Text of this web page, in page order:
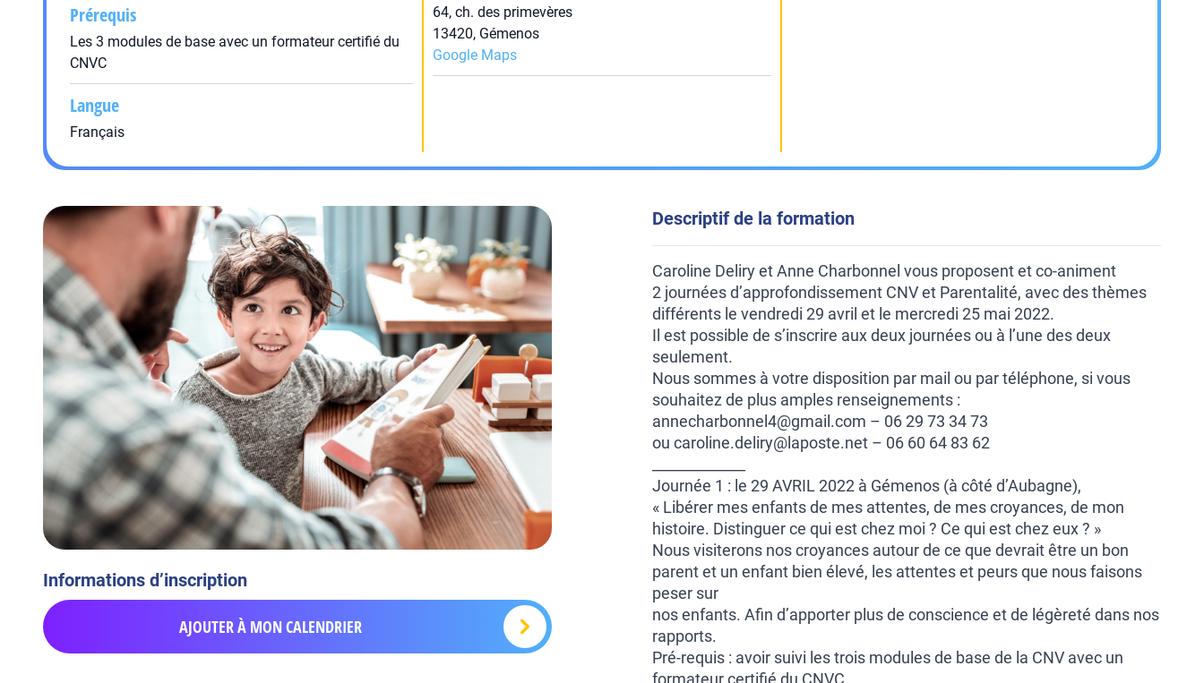
Prérequis
Les 3 modules de base avec un formateur certifié du
CNVC
Langue
Français
64, ch. des primevères
13420, Gémenos
Google Maps
Informations d’inscription
AJOUTER À MON CALENDRIER
Descriptif de la formation
Caroline Deliry et Anne Charbonnel vous proposent et co-animent
2 journées d’approfondissement CNV et Parentalité, avec des thèmes
différents le vendredi 29 avril et le mercredi 25 mai 2022.
Il est possible de s’inscrire aux deux journées ou à l’une des deux
seulement.
Nous sommes à votre disposition par mail ou par téléphone, si vous
souhaitez de plus amples renseignements :
annecharbonnel4@gmail.com – 06 29 73 34 73
ou caroline.deliry@laposte.net – 06 60 64 83 62
Journée 1 : le 29 AVRIL 2022 à Gémenos (à côté d’Aubagne),
« Libérer mes enfants de mes attentes, de mes croyances, de mon
histoire. Distinguer ce qui est chez moi ? Ce qui est chez eux ? »
Nous visiterons nos croyances autour de ce que devrait être un bon
parent et un enfant bien élevé, les attentes et peurs que nous faisons
peser sur
nos enfants. Afin d’apporter plus de conscience et de légèreté dans nos
rapports.
Pré-requis : avoir suivi les trois modules de base de la CNV avec un
formateur certifié du CNVC.